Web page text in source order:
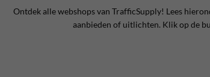
Ontdek alle webshops van TrafficSupply! Lees
aanbieden of uitlichten. Klik op de